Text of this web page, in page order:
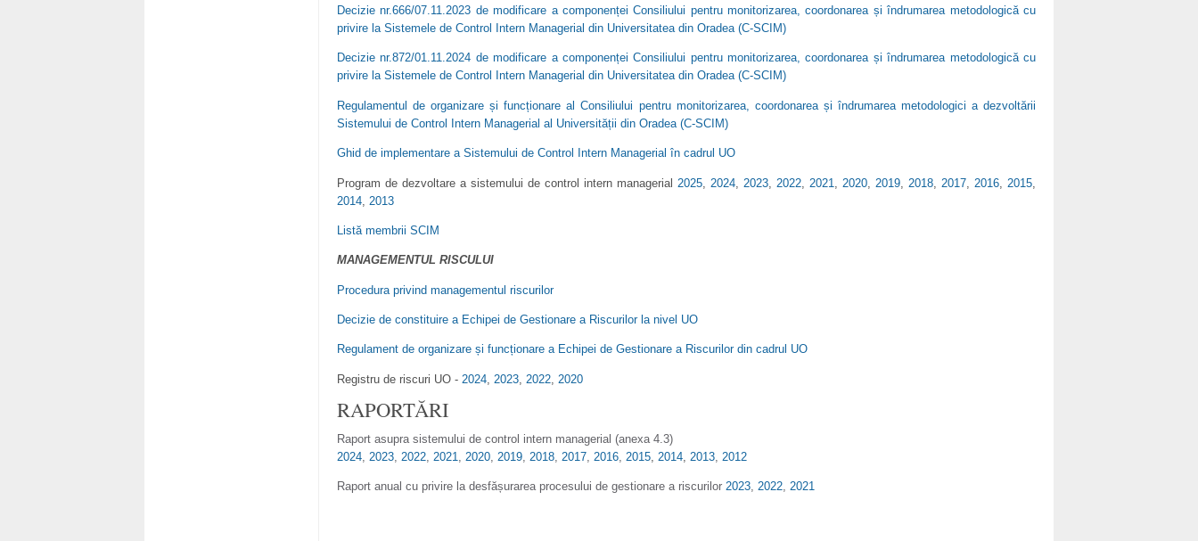
Decizie nr.666/07.11.2023 de modificare a componenței Consiliului pentru monitorizarea, coordonarea și îndrumarea metodologică cu
privire la Sistemele de Control Intern Managerial din Universitatea din Oradea (C-SCIM)
Decizie nr.872/01.11.2024 de modificare a componenței Consiliului pentru monitorizarea, coordonarea și îndrumarea metodologică cu
privire la Sistemele de Control Intern Managerial din Universitatea din Oradea (C-SCIM)
Regulamentul de organizare și funcționare al Consiliului pentru monitorizarea, coordonarea și îndrumarea metodologici a dezvoltării
Sistemului de Control Intern Managerial al Universității din Oradea (C-SCIM)
Ghid de implementare a Sistemului de Control Intern Managerial în cadrul UO
Program de dezvoltare a sistemului de control intern managerial 2025 2024 2023 2022 2021 2020 2019 2018 2017 2016 2015
2014 2013
Listă membrii SCIM
MANAGEMENTUL RISCULUI
Procedura privind managementul riscurilor
Decizie de constituire a Echipei de Gestionare a Riscurilor la nivel UO
Regulament de organizare și funcționare a Echipei de Gestionare a Riscurilor din cadrul UO
Registru de riscuri UO - 2024 2023 2022 2020
RAPORTĂRI
Raport asupra sistemului de control intern managerial (anexa 4.3)
2024 2023 2022 2021 2020 2019 2018 2017 2016 2015 2014 2013 2012
Raport anual cu privire la desfășurarea procesului de gestionare a riscurilor 2023 2022 2021